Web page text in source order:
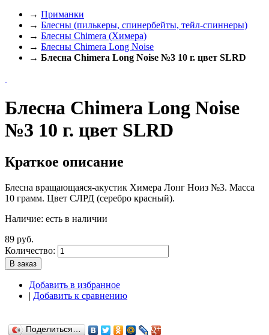
→ Приманки
→ Блесны (пилькеры, спинербейты, тейл-спиннеры)
→ Блесны Chimera (Химера)
→ Блесны Chimera Long Noise
→ Блесна Chimera Long Noise №3 10 г. цвет SLRD
Блесна Chimera Long Noise
№3 10 г. цвет SLRD
Краткое описание
Блесна вращающаяся-акустик Химера Лонг Ноиз №3. Масса
10 грамм. Цвет СЛРД (серебро красный).
Наличие: есть в наличии
89 руб.
Количество:
В заказ
Добавить в избранное
| Добавить к сравнению
Поделиться…